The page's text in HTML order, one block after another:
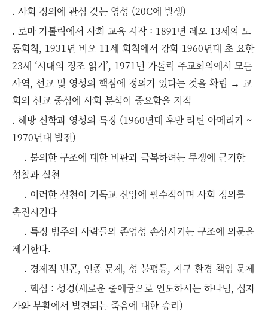
. 사회 정의에 관심 갖는 영성 (20C에 발생)
. 로마 가톨릭에서 사회 교육 시작 : 1891년 레오 13세의 노
동회칙, 1931년 비오 11세 회칙에서 강화 1960년대 초 요한
23세 ‘시대의 징조 읽기’, 1971년 가톨릭 주교회의에서 모든
사역, 선교 및 영성의 핵심에 정의가 있다는 것을 확립 → 교
회의 선교 중심에 사회 분석이 중요함을 지적
. 해방 신학과 영성의 특징 (1960년대 후반 라틴 아메리카 ~
1970년대 발전)
. 불의한 구조에 대한 비판과 극복하려는 투쟁에 근거한
성찰과 실천
. 이러한 실천이 기독교 신앙에 필수적이며 사회 정의를
촉진시킨다
. 특정 범주의 사람들의 존엄성 손상시키는 구조에 의문을
제기한다.
. 경제적 빈곤, 인종 문제, 성 불평등, 지구 환경 책임 문제
. 핵심 : 성경(새로운 출애굽으로 인도하시는 하나님, 십자
가와 부활에서 발견되는 죽음에 대한 승리)